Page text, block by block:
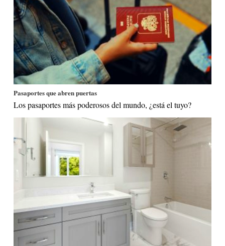
Pasaportes que abren puertas
Los pasaportes más poderosos del mundo, ¿está el tuyo?